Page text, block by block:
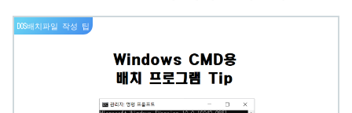
DOS배치파일 작성 팁